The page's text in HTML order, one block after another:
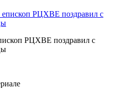
РЦХВЕ поздравил с